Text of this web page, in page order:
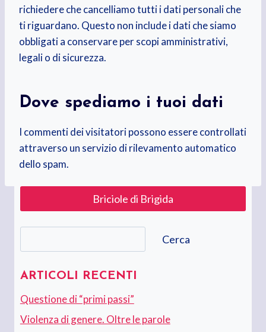
richiedere che cancelliamo tutti i dati personali che
ti riguardano. Questo non include i dati che siamo
obbligati a conservare per scopi amministrativi,
legali o di sicurezza.
Dove spediamo i tuoi dati
I commenti dei visitatori possono essere controllati
attraverso un servizio di rilevamento automatico
dello spam.
Briciole di Brigida
Cerca
ARTICOLI RECENTI
Questione di “primi passi”
Violenza di genere. Oltre le parole